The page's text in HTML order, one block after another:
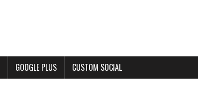
GOOGLE PLUS CUSTOM SOCIAL